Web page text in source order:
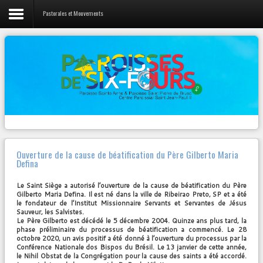
Vie de la Paroisse
Pastorales et Mouvements
LIENS
L'évangile du jour
Canção Nova
Webradio 100% musique Chrétienne
Diocèse Fréjus-Toulon
Radios
NOTREPAGE FACEBOOK
Paroisse Sainte Anne de Six-Fours
VENDREDI 23 MARS – 19h30
Ouverture de la cause de béatification du Père Gilberto Maria
Defina
Le Saint Siège a autorisé l’ouverture de la cause de béatification du Père
Gilberto Maria Defina. Il est né dans la ville de Ribeirao Preto, SP et a été
le fondateur de l’Institut Missionnaire Servants et Servantes de Jésus
Sauveur, les Salvistes.
Le Père Gilberto est décédé le 5 décembre 2004. Quinze ans plus tard, la
phase préliminaire du processus de béatification a commencé. Le 28
octobre 2020, un avis positif a été donné à l’ouverture du processus par la
Conférence Nationale dos Bispos du Brésil. Le 13 janvier de cette année,
le Nihil Obstat de la Congrégation pour la cause des saints a été accordé.